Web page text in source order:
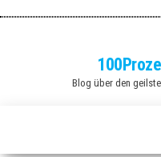
Blog über den